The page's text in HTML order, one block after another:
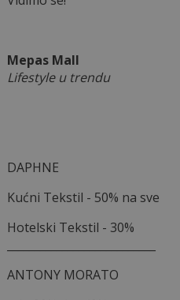
Mepas Mall
Lifestyle u trendu
DAPHNE
Kućni Tekstil - 50% na sve
Hotelski Tekstil - 30%
ANTONY MORATO